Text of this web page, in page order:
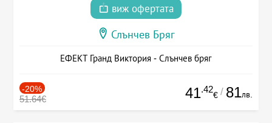
виж офертата
Слънчев Бряг
ЕФЕКТ Гранд Виктория - Слънчев бряг
-20%
51.64€ 41.42
€ / 81лв.